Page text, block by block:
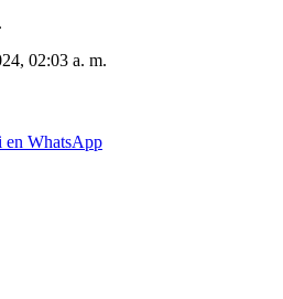
02:03 a. m.
en WhatsApp